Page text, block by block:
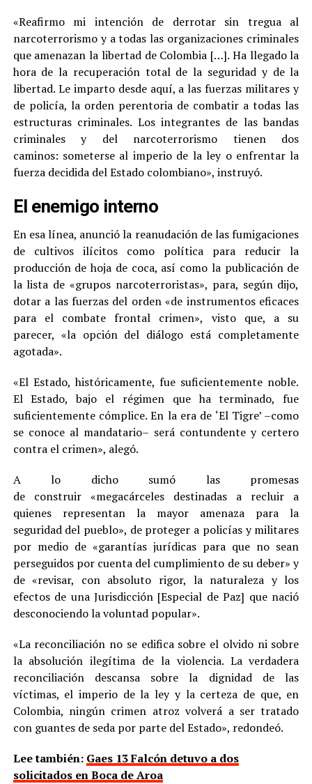
«Reafirmo mi intención de derrotar sin tregua al
narcoterrorismo y a todas las organizaciones criminales
que amenazan la libertad de Colombia […]. Ha llegado la
hora de la recuperación total de la seguridad y de la
libertad. Le imparto desde aquí, a las fuerzas militares y
de policía, la orden perentoria de combatir a todas las
estructuras criminales. Los integrantes de las bandas
criminales y del narcoterrorismo tienen dos
caminos: someterse al imperio de la ley o enfrentar la
fuerza decidida del Estado colombiano», instruyó.
El enemigo interno
En esa línea, anunció la reanudación de las fumigaciones
de cultivos ilícitos como política para reducir la
producción de hoja de coca, así como la publicación de
la lista de «grupos narcoterroristas», para, según dijo,
dotar a las fuerzas del orden «de instrumentos eficaces
para el combate frontal crimen», visto que, a su
parecer, «la opción del diálogo está completamente
agotada».
«El Estado, históricamente, fue suficientemente noble.
El Estado, bajo el régimen que ha terminado, fue
suficientemente cómplice. En la era de ‘El Tigre’ –como
se conoce al mandatario– será contundente y certero
contra el crimen», alegó.
A lo dicho sumó las promesas
de construir «megacárceles destinadas a recluir a
quienes representan la mayor amenaza para la
seguridad del pueblo», de proteger a policías y militares
por medio de «garantías jurídicas para que no sean
perseguidos por cuenta del cumplimiento de su deber» y
de «revisar, con absoluto rigor, la naturaleza y los
efectos de una Jurisdicción [Especial de Paz] que nació
desconociendo la voluntad popular».
«La reconciliación no se edifica sobre el olvido ni sobre
la absolución ilegítima de la violencia. La verdadera
reconciliación descansa sobre la dignidad de las
víctimas, el imperio de la ley y la certeza de que, en
Colombia, ningún crimen atroz volverá a ser tratado
con guantes de seda por parte del Estado», redondeó.
Lee también: Gaes 13 Falcón detuvo a dos
solicitados en Boca de Aroa